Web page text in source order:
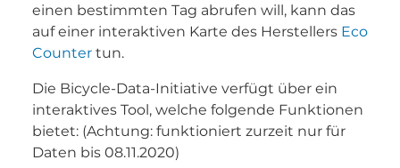
einen bestimmten Tag abrufen will, kann das
auf einer interaktiven Karte des Herstellers Eco
Counter tun.
Die Bicycle-Data-Initiative verfügt über ein
interaktives Tool, welche folgende Funktionen
bietet: (Achtung: funktioniert zurzeit nur für
Daten bis 08.11.2020)